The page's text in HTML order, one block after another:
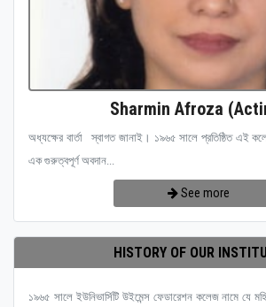
Sharmin Afroza
অধ্যক্ষের বার্তা স্বাগত জানাই। ১৯৬৫ সালে প্রতিষ্ঠিত এই
এক গুরুত্বপূর্ণ অবদান...
See more
HISTORY OF OUR
১৯৬৫ সালে ইউনিভার্সিটি উইমেন্স ফেডারেশন কলেজ নামে যে